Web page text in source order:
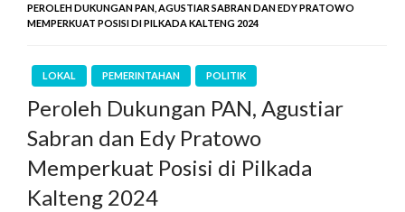
PEROLEH DUKUNGAN PAN, AGUSTIAR SABRAN DAN EDY PRATOWO
MEMPERKUAT POSISI DI PILKADA KALTENG 2024
LOKAL PEMERINTAHAN POLITIK
Peroleh Dukungan PAN, Agustiar
Sabran dan Edy Pratowo
Memperkuat Posisi di Pilkada
Kalteng 2024